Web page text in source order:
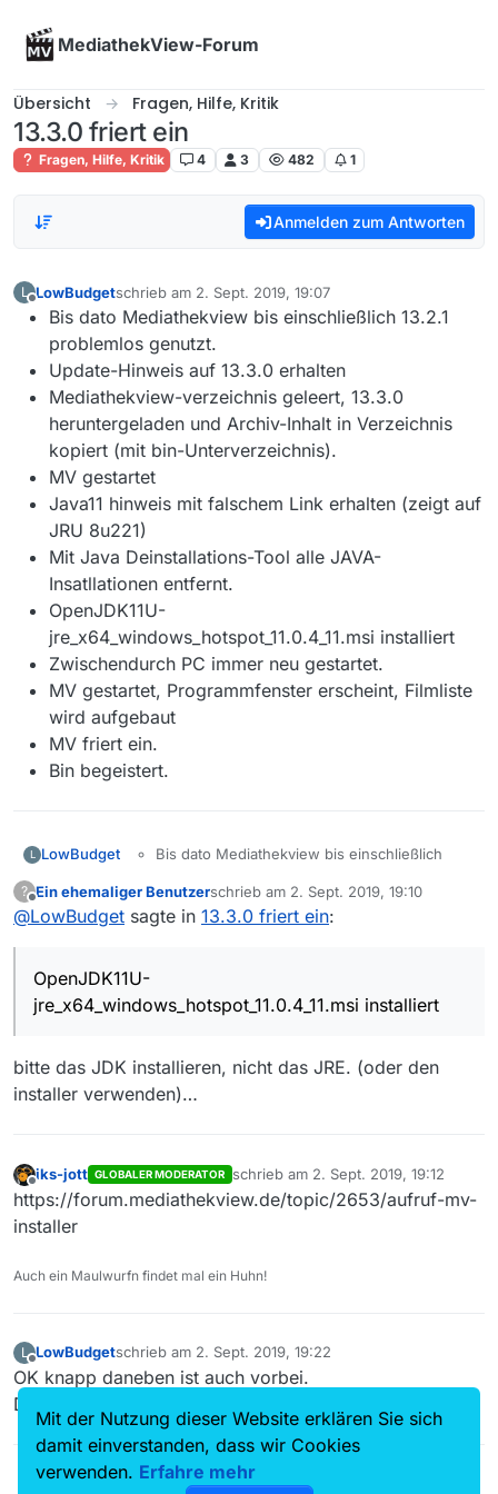
MediathekView-Forum
Übersicht Fragen, Hilfe, Kritik
13.3.0 friert ein
Fragen, Hilfe, Kritik 4 3 482 1
Anmelden zum Antworten
L
Offline
LowBudgetschrieb am 2. Sept. 2019, 19:07
zuletzt editiert von
Bis dato Mediathekview bis einschließlich 13.2.1
problemlos genutzt.
Update-Hinweis auf 13.3.0 erhalten
Mediathekview-verzeichnis geleert, 13.3.0
heruntergeladen und Archiv-Inhalt in Verzeichnis
kopiert (mit bin-Unterverzeichnis).
MV gestartet
Java11 hinweis mit falschem Link erhalten (zeigt auf
JRU 8u221)
Mit Java Deinstallations-Tool alle JAVA-
Insatllationen entfernt.
OpenJDK11U-
jre_x64_windows_hotspot_11.0.4_11.msi installiert
Zwischendurch PC immer neu gestartet.
MV gestartet, Programmfenster erscheint, Filmliste
wird aufgebaut
MV friert ein.
Bin begeistert.
L LowBudget
Bis dato Mediathekview bis einschließlich
Update-Hinweis auf 13.3.0 erhalten
Mediathekview-verzeichnis geleert, 13.3.0
MV gestartet
Mit Java Deinstallations-Tool alle JAVA-
Insatllationen entfernt.
OpenJDK11U-
Zwischendurch PC immer neu gestartet.
MV gestartet, Programmfenster erscheint,
Filmliste wird aufgebaut
?
Offline
Ein ehemaliger Benutzerschrieb am 2. Sept. 2019, 19:10
zuletzt editiert von
@LowBudget sagte in 13.3.0 friert ein:
OpenJDK11U-
jre_x64_windows_hotspot_11.0.4_11.msi installiert
bitte das JDK installieren, nicht das JRE. (oder den
installer verwenden)…
Offline
iks-jott GLOBALER MODERATOR schrieb am 2. Sept. 2019, 19:12
zuletzt editiert von
https://forum.mediathekview.de/topic/2653/aufruf-mv-
installer
Auch ein Maulwurfn findet mal ein Huhn!
L
Offline
LowBudgetschrieb am 2. Sept. 2019, 19:22
zuletzt editiert von
OK knapp daneben ist auch vorbei.
Danke für den Hinweis!
Mit der Nutzung dieser Website erklären Sie sich
damit einverstanden, dass wir Cookies
verwenden. Erfahre mehr